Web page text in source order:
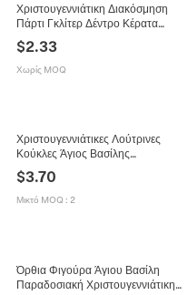
Χριστουγεννιάτικη Διακόσμηση
Πάρτι Γκλίτερ Δέντρο Κέρατα
Σκελετός Γυαλιών Σκούφος Αστέρι
Κλαμεράκια Μαλλιών Λαστιχάκια για
Παιδιά Εορταστικό Αξεσουάρ
$2.33
Χωρίς MOQ
Χριστουγεννιάτικες Λούτρινες
Κούκλες Άγιος Βασίλης
Χιονάνθρωπος Vintage Καρό Όρθιο
Διακοσμητικό Δώρο
$3.70
Μικτό MOQ : 2
Όρθια Φιγούρα Άγιου Βασίλη
Παραδοσιακή Χριστουγεννιάτικη